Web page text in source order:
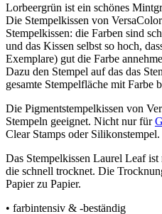
Lorbeergrün ist ein schönes
Die Stempelkissen von
Stempelkissen: die Farben sind
und das Kissen selbst so hoch,
Exemplare) gut die Farbe
Dazu den Stempel auf das das
gesamte Stempelfläche mit Farbe
Die Pigmentstempelkissen von
Stempeln geeignet. Nicht nur für
Clear Stamps oder Silikonstempel.
Das Stempelkissen Laurel Leaf
die schnell trocknet. Die
Papier zu Papier.
• farbintensiv & -beständig